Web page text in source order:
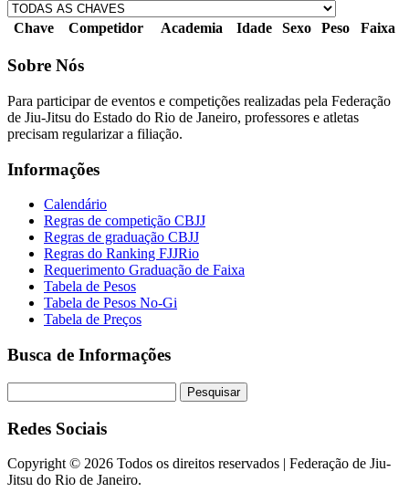
Chave Competidor Academia Idade Sexo Peso Faixa
Sobre Nós
Para participar de eventos e competições realizadas pela Federação
de Jiu-Jitsu do Estado do Rio de Janeiro, professores e atletas
precisam regularizar a filiação.
Informações
Calendário
Regras de competição CBJJ
Regras de graduação CBJJ
Regras do Ranking FJJRio
Requerimento Graduação de Faixa
Tabela de Pesos
Tabela de Pesos No-Gi
Tabela de Preços
Busca de Informações
Redes Sociais
Copyright © 2026 Todos os direitos reservados | Federação de Jiu-
Jitsu do Rio de Janeiro.